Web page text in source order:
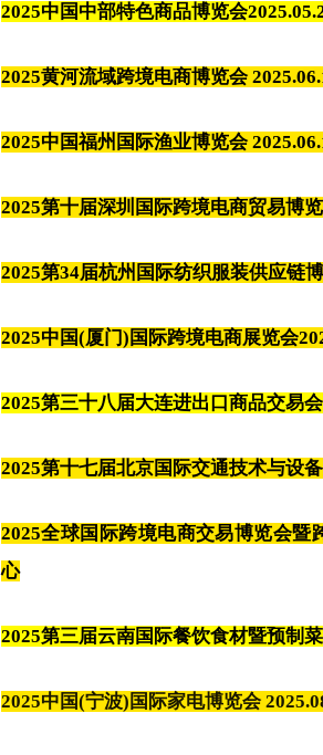
2025中国中部特色商品博览会
2025黄河流域跨境电商博览会
2025中国福州国际渔业博览会
2025第十届深圳国际跨境电商贸易博
2025第34届杭州国际纺织服装供应链
2025中国(厦门)国际跨境电商展览会
2025第三十八届大连进出口商品交易
2025第十七届北京国际交通技术与设
2025全球国际跨境电商交易博览会暨
心
2025第三届云南国际餐饮食材暨预制
2025中国(宁波)国际家电博览会